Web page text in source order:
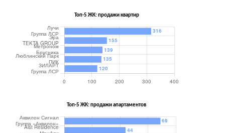
Топ-5 ЖК: продажи квартир
Топ-5 ЖК: продажи апартаментов